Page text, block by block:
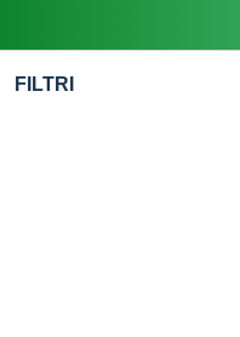
FILTRI